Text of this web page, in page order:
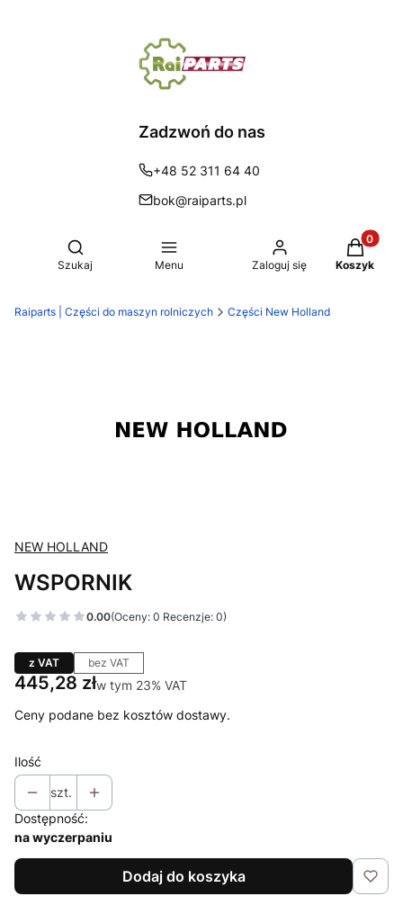
Zadzwoń do nas
+48 52 311 64 40
bok@raiparts.pl
Otwórz wyszukiwarkę
Szukaj Menu Zaloguj się Koszyk
Raiparts | Części do maszyn rolniczych Części New Holland
NEW HOLLAND
WSPORNIK
0.00(Oceny: 0 Recenzje: 0)
z VAT bez VAT
Cena
445,28 złw tym 23% VAT
w tym 23% VAT
Ceny podane bez kosztów dostawy.
Ilość
szt.
Dostępność:
na wyczerpaniu
Dodaj do koszyka